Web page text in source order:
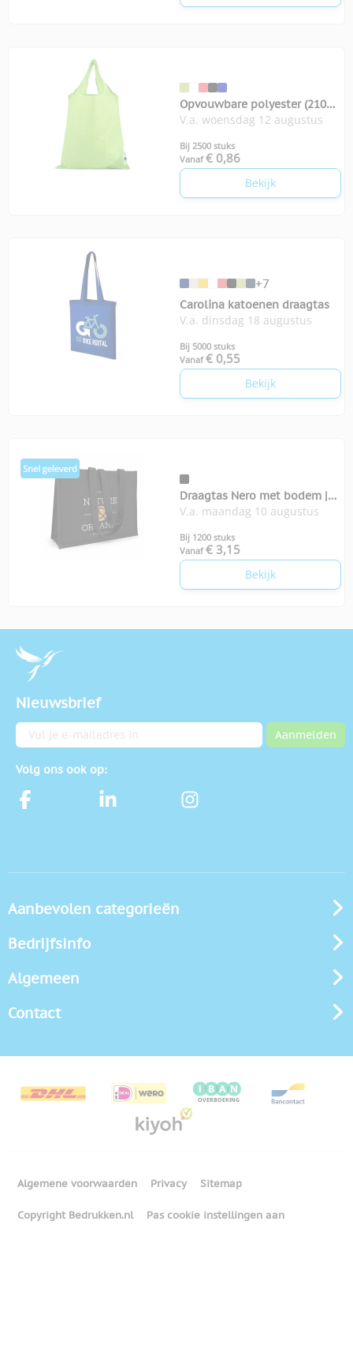
Opvouwbare polyester (210D)
boodschappentas
V.a. woensdag 12 augustus
Bij 2500 stuks
Vanaf € 0,86
Bekijk
+7
Carolina katoenen draagtas
V.a. dinsdag 18 augustus
Bij 5000 stuks
Vanaf € 0,55
Bekijk
Draagtas Nero met bodem |
350-grams
V.a. maandag 10 augustus
Bij 1200 stuks
Vanaf € 3,15
Bekijk
Nieuwsbrief
E-mailadres Aanmelden
Volg ons ook op:
Aanbevolen categorieën
Bedrijfsinfo
Algemeen
Contact
Algemene voorwaarden Privacy Sitemap
Copyright Bedrukken.nl Pas cookie instellingen aan